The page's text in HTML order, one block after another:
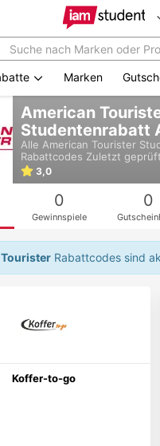
Marken
American
Studentenrabatt
Alle American Tourister
Rabattcodes Zuletzt
3,0
0
Gewinnspiele
0
Rabattcodes sind
Koffer-to-go